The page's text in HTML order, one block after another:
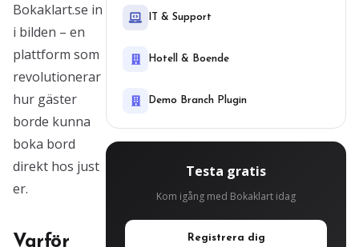
Bokaklart.se in
i bilden – en
plattform som
revolutionerar
hur gäster
borde kunna
boka bord
direkt hos just
er.
Varför
IT & Support
Hotell & Boende
Demo Branch Plugin
Testa gratis
Kom igång med Bokaklart idag
Registrera dig